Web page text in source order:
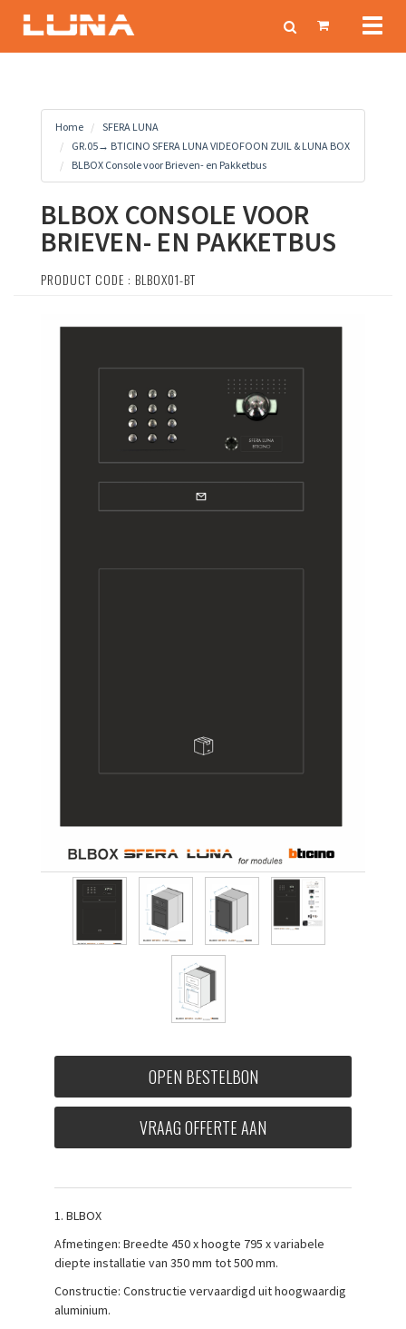
Home
SFERA LUNA
GR.05→ BTICINO SFERA LUNA VIDEOFOON ZUIL & LUNA BOX
BLBOX Console voor Brieven- en Pakketbus
BLBOX CONSOLE VOOR
BRIEVEN- EN PAKKETBUS
PRODUCT CODE : BLBOX01-BT
OPEN BESTELBON
VRAAG OFFERTE AAN
1. BLBOX
Afmetingen: Breedte 450 x hoogte 795 x variabele
diepte installatie van 350 mm tot 500 mm.
Constructie: Constructie vervaardigd uit hoogwaardig
aluminium.